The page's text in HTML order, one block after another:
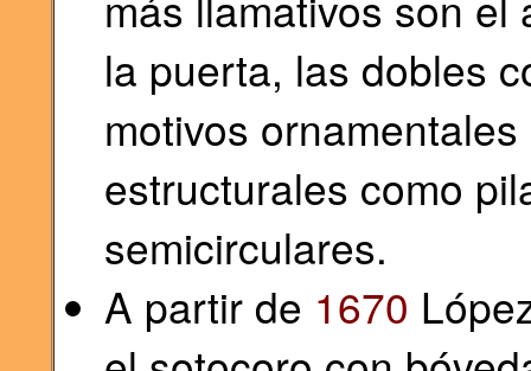
la puerta, las dobles
motivos
estructurales como
semicirculares.
A partir de 1670